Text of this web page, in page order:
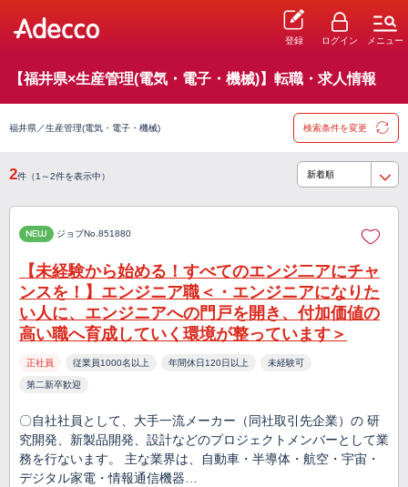
登録 ログイン メニュー
【福井県×生産管理(電気・電子・機械)】転職・求人情報
福井県／生産管理(電気・電子・機械) 検索条件を変更
2件（1～2件を表示中）
NEW ジョブNo.851880
【未経験から始める！すべてのエンジ二アにチャ
ンスを！】エンジニア職＜・エンジニアになりた
い人に、エンジニアへの門戸を開き、付加価値の
高い職へ育成していく環境が整っています＞
正社員 従業員1000名以上 年間休日120日以上 未経験可
第二新卒歓迎
〇自社社員として、大手一流メーカー（同社取引先企業）の 研
究開発、新製品開発、設計などのプロジェクトメンバーとして業
務を行ないます。 主な業界は、自動車・半導体・航空・宇宙・
デジタル家電・情報通信機器…